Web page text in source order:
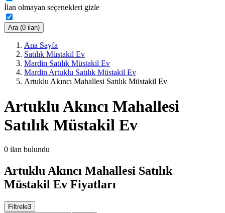
İlan olmayan seçenekleri gizle
Ara (0 ilan)
Ana Sayfa
Satılık Müstakil Ev
Mardin Satılık Müstakil Ev
Mardin Artuklu Satılık Müstakil Ev
Artuklu Akıncı Mahallesi Satılık Müstakil Ev
Artuklu Akıncı Mahallesi
Satılık Müstakil Ev
0 ilan bulundu
Artuklu Akıncı Mahallesi Satılık
Müstakil Ev Fiyatları
Filtrele3